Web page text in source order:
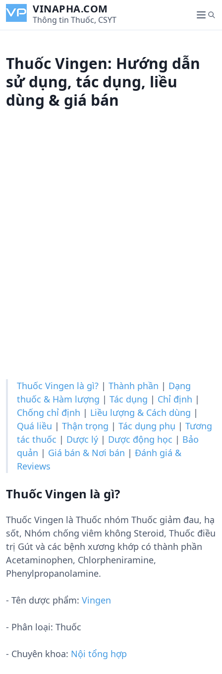
i
VINAPHA.COM
Thông tin Thuốc, CSYT
M
e
S
e
Thuốc Vingen: Hướng dẫn
sử dụng, tác dụng, liều
dùng & giá bán
Thuốc Vingen là gì? | Thành phần | Dạng
thuốc & Hàm lượng | Tác dụng | Chỉ định |
Chống chỉ định | Liều lượng & Cách dùng |
Quá liều | Thận trọng | Tác dụng phụ | Tương
tác thuốc | Dược lý | Dược động học | Bảo
quản | Giá bán & Nơi bán | Đánh giá &
Reviews
Thuốc Vingen là gì?
Thuốc Vingen là Thuốc nhóm Thuốc giảm đau, hạ
sốt, Nhóm chống viêm không Steroid, Thuốc điều
trị Gút và các bệnh xương khớp có thành phần
Acetaminophen, Chlorpheniramine,
Phenylpropanolamine.
- Tên dược phẩm: Vingen
- Phân loại: Thuốc
- Chuyên khoa: Nội tổng hợp